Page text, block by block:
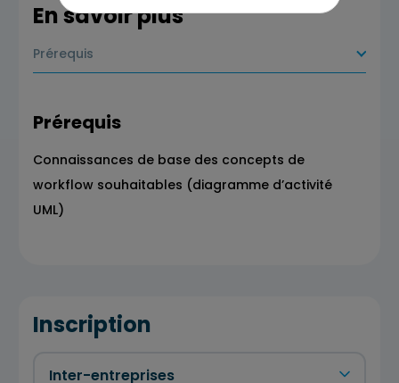
En savoir plus
Prérequis
Prérequis
Connaissances de base des concepts de
workflow souhaitables (diagramme d’activité
UML)
Inscription